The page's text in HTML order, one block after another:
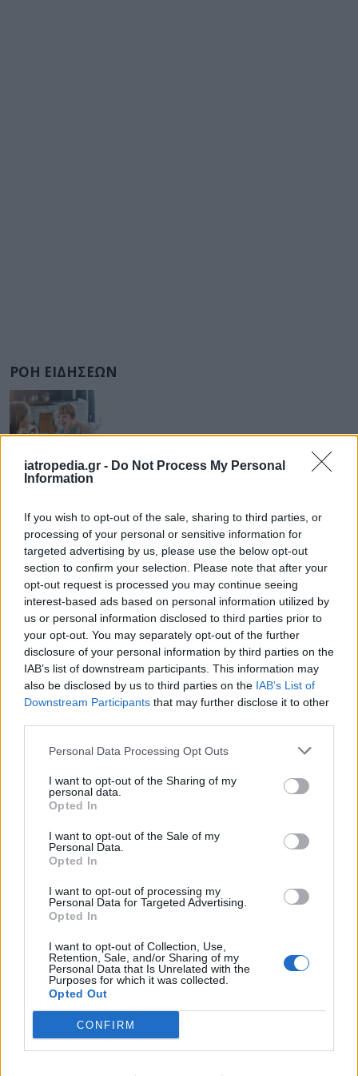
iatropedia.gr - Do Not Process My Personal
Information
If you wish to opt-out of the sale, sharing to third parties, or
processing of your personal or sensitive information for
targeted advertising by us, please use the below opt-out
section to confirm your selection. Please note that after your
opt-out request is processed you may continue seeing
interest-based ads based on personal information utilized by
us or personal information disclosed to third parties prior to
your opt-out. You may separately opt-out of the further
disclosure of your personal information by third parties on the
IAB’s list of downstream participants. This information may
also be disclosed by us to third parties on the IAB’s List of
Downstream Participants that may further disclose it to other
Personal Data Processing Opt Outs
I want to opt-out of the Sharing of my
personal data.
Opted In
I want to opt-out of the Sale of my
Personal Data.
Opted In
I want to opt-out of processing my
Personal Data for Targeted Advertising.
Opted In
I want to opt-out of Collection, Use,
Retention, Sale, and/or Sharing of my
Personal Data that Is Unrelated with the
Purposes for which it was collected.
Opted Out
CONFIRM
ΡΟΗ ΕΙΔΗΣΕΩΝ
ΔΙΑΤΡΟΦΗ 07 Αυγούστου 2026
Κεχρί: Πώς μια ενισχυμένη ποικιλία μπορεί να
ΕΙΔΗΣΕΙΣ 07 Αυγούστου 2026 18:10
Άδωνις Γεωργιάδης από Γ.Ν. Ρόδου: Νέες προσλήψεις
και «πράσινο φως» για το Ακτινοθεραπευτικό
Κέντρο
ΥΓΕΙΑ 07 Αυγούστου 2026 17:01
Εξάνθημα μετά την πισίνα: Είναι αλλεργία ή